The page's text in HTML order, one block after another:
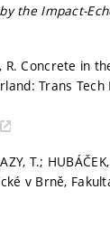
the Impact-
R. Concrete in
Trans
T.;
v Brně,